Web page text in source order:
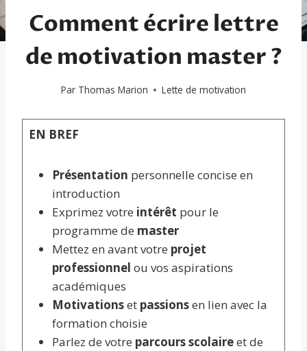
Comment écrire lettre
de motivation master ?
Par Thomas Marion Lette de motivation
EN BREF
Présentation personnelle concise en
introduction
Exprimez votre intérêt pour le
programme de master
Mettez en avant votre projet
professionnel ou vos aspirations
académiques
Motivationset passionsen lien avec la
formation choisie
Parlez de votre parcours scolaireet de